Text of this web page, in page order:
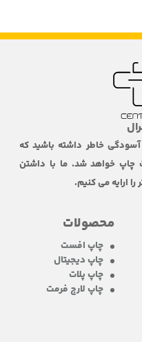
خاطر داشته باشید که
چاپ خواهد شد. ما با داشتن
ارایه می کنیم.
محصولات
چاپ افست
چاپ دیجیتال
چاپ پلات
چاپ لارج فرمت